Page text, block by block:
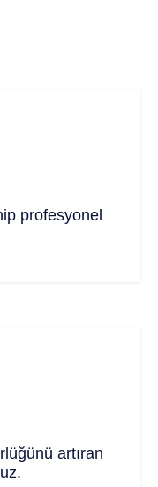
profesyonel
artıran